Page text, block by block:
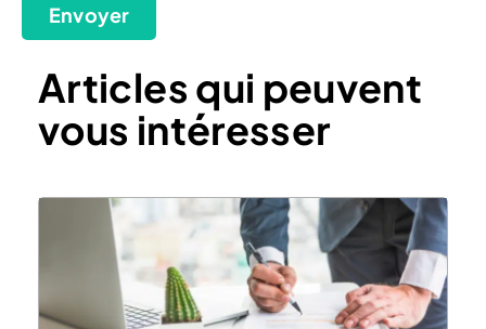
Envoyer
Articles qui peuvent
vous intéresser